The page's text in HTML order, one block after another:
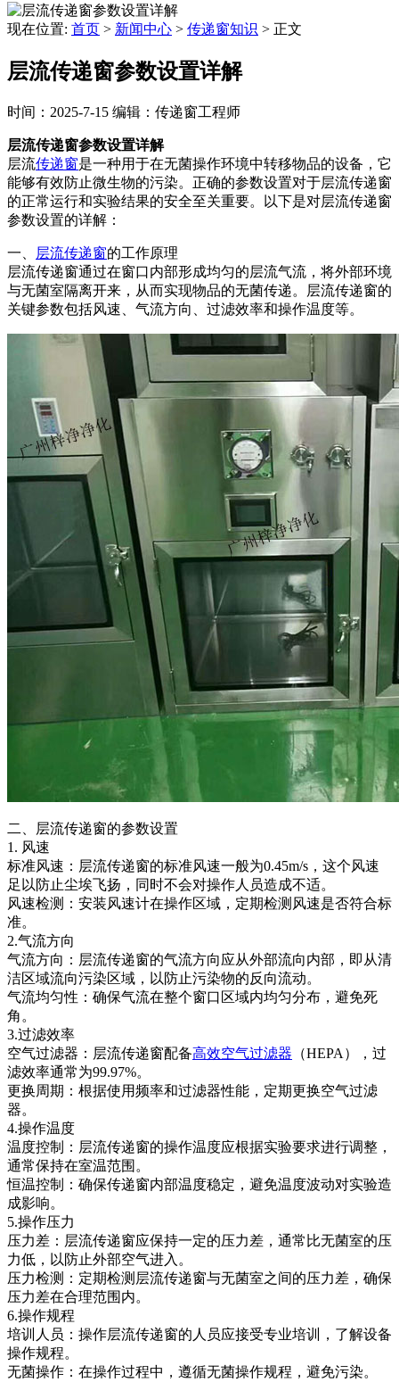
现在位置: 首页 > 新闻中心 > 传递窗知识 > 正文
层流传递窗参数设置详解
时间：2025-7-15 编辑：传递窗工程师
层流传递窗参数设置详解
层流传递窗是一种用于在无菌操作环境中转移物品的设备，它
能够有效防止微生物的污染。正确的参数设置对于层流传递窗
的正常运行和实验结果的安全至关重要。以下是对层流传递窗
参数设置的详解：
一、 层流传递窗的工作原理
层流传递窗通过在窗口内部形成均匀的层流气流，将外部环境
与无菌室隔离开来，从而实现物品的无菌传递。层流传递窗的
关键参数包括风速、气流方向、过滤效率和操作温度等。
二、层流传递窗的参数设置
1. 风速
标准风速：层流传递窗的标准风速一般为0.45m/s，这个风速
足以防止尘埃飞扬，同时不会对操作人员造成不适。
风速检测：安装风速计在操作区域，定期检测风速是否符合标
准。
2.气流方向
气流方向：层流传递窗的气流方向应从外部流向内部，即从清
洁区域流向污染区域，以防止污染物的反向流动。
气流均匀性：确保气流在整个窗口区域内均匀分布，避免死
角。
3.过滤效率
空气过滤器：层流传递窗配备高效空气过滤器 （HEPA），过
滤效率通常为99.97%。
更换周期：根据使用频率和过滤器性能，定期更换空气过滤
器。
4.操作温度
温度控制：层流传递窗的操作温度应根据实验要求进行调整，
通常保持在室温范围。
恒温控制：确保传递窗内部温度稳定，避免温度波动对实验造
成影响。
5.操作压力
压力差：层流传递窗应保持一定的压力差，通常比无菌室的压
力低，以防止外部空气进入。
压力检测：定期检测层流传递窗与无菌室之间的压力差，确保
压力差在合理范围内。
6.操作规程
培训人员：操作层流传递窗的人员应接受专业培训，了解设备
操作规程。
无菌操作：在操作过程中，遵循无菌操作规程，避免污染。